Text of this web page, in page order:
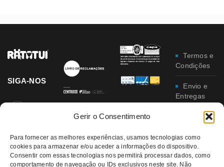
Gerir o Consentimento
Para fornecer as melhores experiências, usamos tecnologias como
cookies para armazenar e/ou aceder a informações do dispositivo.
Consentir com essas tecnologias nos permitirá processar dados, como
comportamento de navegação ou IDs exclusivos neste site. Não
SIGA-NOS
Termos e
Condições
Envio e
Entregas
Trocas e
Política
de